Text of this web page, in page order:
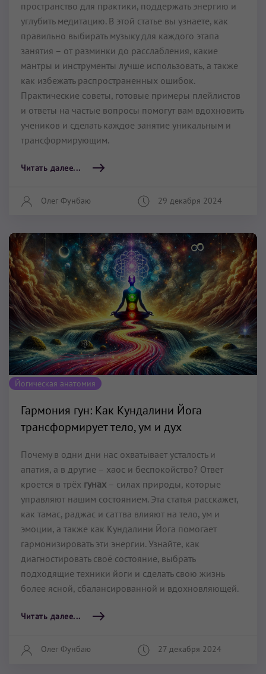
пространство для практики, поддержать энергию и
углубить медитацию. В этой статье вы узнаете, как
правильно выбирать музыку для каждого этапа
занятия – от разминки до расслабления, какие
мантры и инструменты лучше использовать, а также
как избежать распространенных ошибок.
Практические советы, готовые примеры плейлистов
и ответы на частые вопросы помогут вам вдохновить
учеников и сделать каждое занятие уникальным и
трансформирующим.
Читать далее...
Олег Фунбаю 29 декабря 2024
Йогическая анатомия
Гармония гун: Как Кундалини Йога
трансформирует тело, ум и дух
Почему в одни дни нас охватывает усталость и
апатия, а в другие – хаос и беспокойство? Ответ
кроется в трёх гунах – силах природы, которые
управляют нашим состоянием. Эта статья расскажет,
как тамас, раджас и саттва влияют на тело, ум и
эмоции, а также как Кундалини Йога помогает
гармонизировать эти энергии. Узнайте, как
диагностировать своё состояние, выбрать
подходящие техники йоги и сделать свою жизнь
более ясной, сбалансированной и вдохновляющей.
Читать далее...
Олег Фунбаю 27 декабря 2024